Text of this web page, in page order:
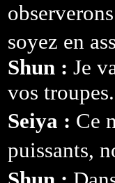
soyez en
Shun : Je
vos troupes.
Seiya : Ce
puissants,